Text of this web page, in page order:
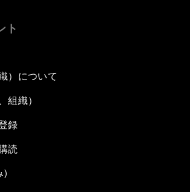
ト
）について
組織）
録
読
)